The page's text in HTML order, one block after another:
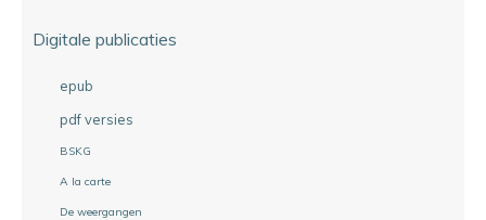
Digitale publicaties
epub
pdf versies
BSKG
A la carte
De weergangen